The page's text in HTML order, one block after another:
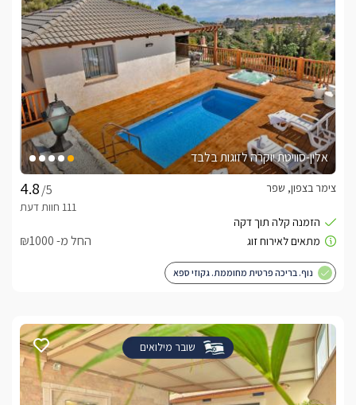
אלין-סוויטת יוקרה לזוגות בלבד
/5
צימר בצפון, שפר
החל מ- ₪1000
נוף. בריכה פרטית מחוממת. גקוזי ספא
שובר מילואים